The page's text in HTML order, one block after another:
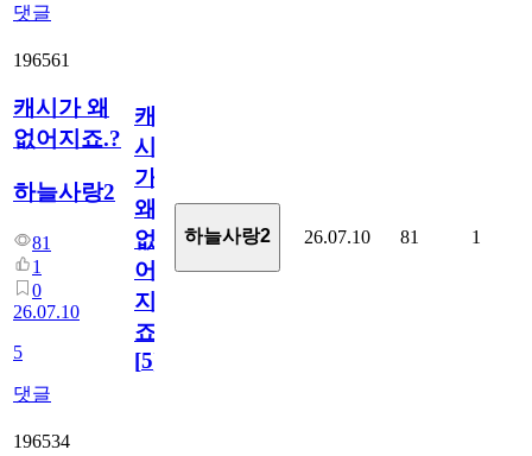
댓글
196561
캐시가 왜
없어지죠.?
하늘사랑2
81
1
0
26.07.10
5
댓글
캐
시
가
왜
없
어
지
죠.?
[5]
하늘사랑2 26.07.10 81 1
196534